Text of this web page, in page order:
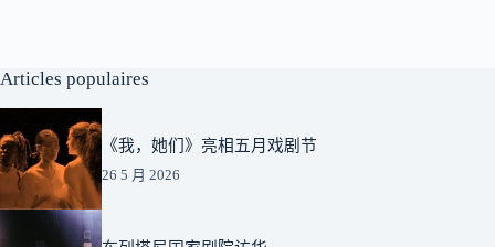
Articles populaires
《我，她们》亮相五月戏剧节
26 5 月 2026